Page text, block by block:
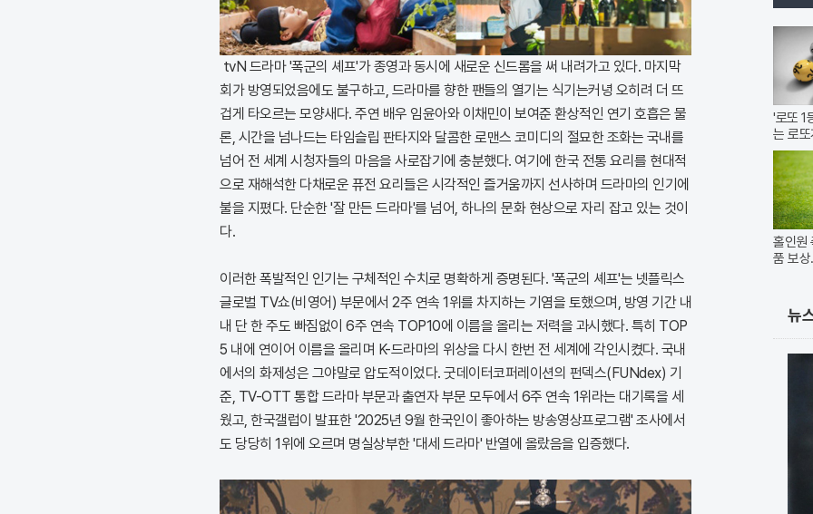
tvN 드라마 '폭군의 셰프'가 종영과 동시에 새로운 신드롬을 써 내려가고 있다. 마지막
회가 방영되었음에도 불구하고, 드라마를 향한 팬들의 열기는 식기는커녕 오히려 더 뜨
겁게 타오르는 모양새다. 주연 배우 임윤아와 이채민이 보여준 환상적인 연기 호흡은 물
론, 시간을 넘나드는 타임슬립 판타지와 달콤한 로맨스 코미디의 절묘한 조화는 국내를
넘어 전 세계 시청자들의 마음을 사로잡기에 충분했다. 여기에 한국 전통 요리를 현대적
으로 재해석한 다채로운 퓨전 요리들은 시각적인 즐거움까지 선사하며 드라마의 인기에
불을 지폈다. 단순한 '잘 만든 드라마'를 넘어, 하나의 문화 현상으로 자리 잡고 있는 것이
다.
이러한 폭발적인 인기는 구체적인 수치로 명확하게 증명된다. '폭군의 셰프'는 넷플릭스
글로벌 TV쇼(비영어) 부문에서 2주 연속 1위를 차지하는 기염을 토했으며, 방영 기간 내
내 단 한 주도 빠짐없이 6주 연속 TOP10에 이름을 올리는 저력을 과시했다. 특히 TOP
5 내에 연이어 이름을 올리며 K-드라마의 위상을 다시 한번 전 세계에 각인시켰다. 국내
에서의 화제성은 그야말로 압도적이었다. 굿데이터코퍼레이션의 펀덱스(FUNdex) 기
준, TV-OTT 통합 드라마 부문과 출연자 부문 모두에서 6주 연속 1위라는 대기록을 세
웠고, 한국갤럽이 발표한 '2025년 9월 한국인이 좋아하는 방송영상프로그램' 조사에서
도 당당히 1위에 오르며 명실상부한 '대세 드라마' 반열에 올랐음을 입증했다.
'로또 1
는 로
홀인원
품 보상
뉴